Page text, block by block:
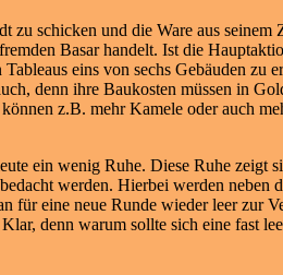
zu schicken und die Ware aus seinem
Basar handelt. Ist die
eins von sechs Gebäuden zu
denn ihre Baukosten müssen in
z.B. mehr Kamele oder auch
ein wenig Ruhe. Diese Ruhe zeigt
werden. Hierbei werden neben
für eine neue Runde wieder leer zur
denn warum sollte sich eine fast